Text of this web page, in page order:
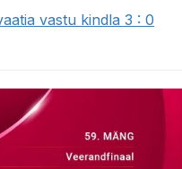
vastu kindla 3 : 0